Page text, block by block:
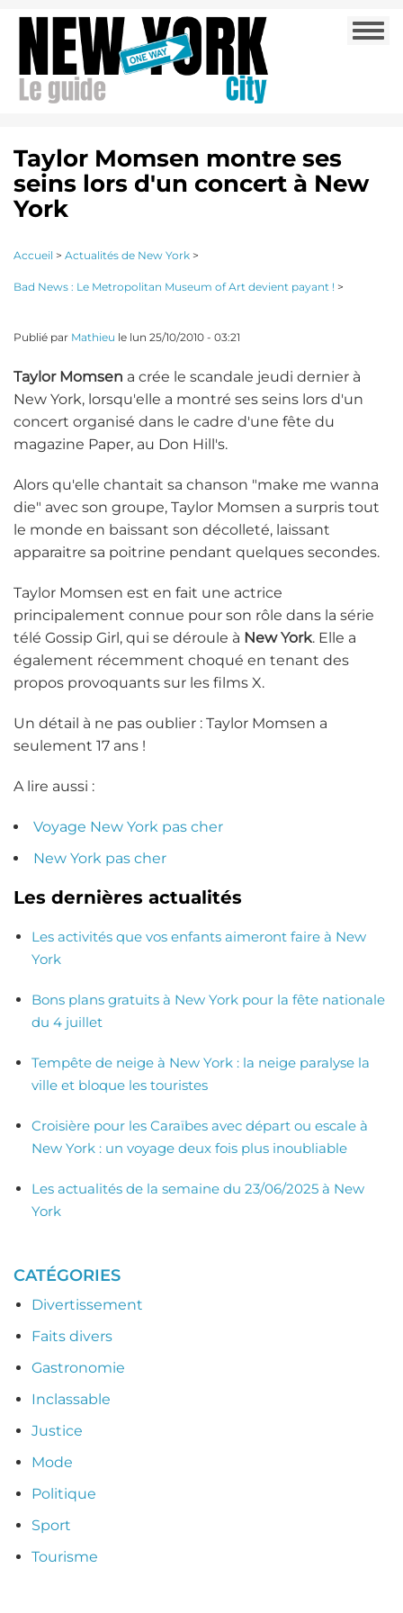
Aller
contenu
principal
Taylor Momsen montre ses
seins lors d'un concert à New
York
Accueil > Actualités de New York >
Bad News : Le Metropolitan Museum of Art devient payant ! >
Publié par Mathieu le lun 25/10/2010 - 03:21
Taylor Momsen a crée le scandale jeudi dernier à
New York, lorsqu'elle a montré ses seins lors d'un
concert organisé dans le cadre d'une fête du
magazine Paper, au Don Hill's.
Alors qu'elle chantait sa chanson "make me wanna
die" avec son groupe, Taylor Momsen a surpris tout
le monde en baissant son décolleté, laissant
apparaitre sa poitrine pendant quelques secondes.
Taylor Momsen est en fait une actrice
principalement connue pour son rôle dans la série
télé Gossip Girl, qui se déroule à New York. Elle a
également récemment choqué en tenant des
propos provoquants sur les films X.
Un détail à ne pas oublier : Taylor Momsen a
seulement 17 ans !
A lire aussi :
Voyage New York pas cher
New York pas cher
Les dernières actualités
Les activités que vos enfants aimeront faire à New
York
Bons plans gratuits à New York pour la fête nationale
du 4 juillet
Tempête de neige à New York : la neige paralyse la
ville et bloque les touristes
Croisière pour les Caraïbes avec départ ou escale à
New York : un voyage deux fois plus inoubliable
Les actualités de la semaine du 23/06/2025 à New
York
CATÉGORIES
Divertissement
Faits divers
Gastronomie
Inclassable
Justice
Mode
Politique
Sport
Tourisme